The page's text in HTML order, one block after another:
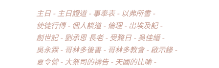
主日 主日證道 事奉表
以弗所書
使徒行傳
個人談道 倫理
出埃及記
創世記
劉承恩 長老 受難日
吳佳縉
吳永霖
哥林多後書 哥林多教會
啟示錄
夏令營
大祭司的禱告
天國的比喻